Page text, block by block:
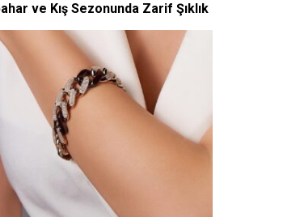
ve Kış Sezonunda Zarif Şıklık